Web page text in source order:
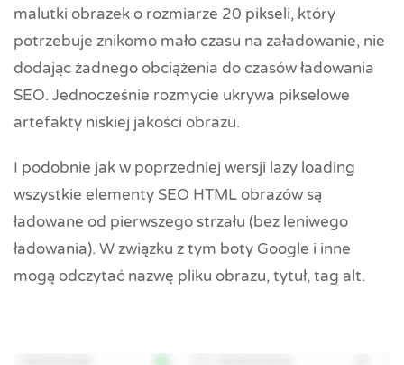
malutki obrazek o rozmiarze 20 pikseli, który
potrzebuje znikomo mało czasu na załadowanie, nie
dodając żadnego obciążenia do czasów ładowania
SEO. Jednocześnie rozmycie ukrywa pikselowe
artefakty niskiej jakości obrazu.
I podobnie jak w poprzedniej wersji lazy loading
wszystkie elementy SEO HTML obrazów są
ładowane od pierwszego strzału (bez leniwego
ładowania). W związku z tym boty Google i inne
mogą odczytać nazwę pliku obrazu, tytuł, tag alt.